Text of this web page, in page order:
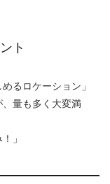
ト
るロケーション」
量も多く大変満
」